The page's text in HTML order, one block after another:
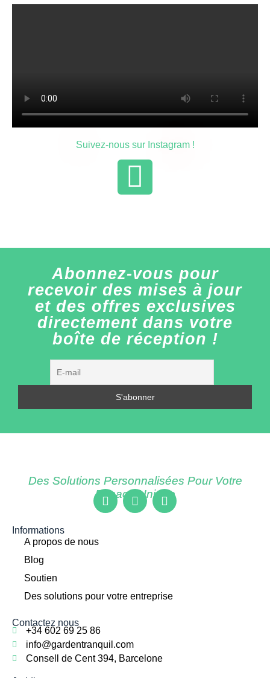
Suivez-nous sur Instagram !
Abonnez-vous pour
recevoir des mises à jour
et des offres exclusives
directement dans votre
boîte de réception !
Des Solutions Personnalisées Pour Votre
Espace Unique
Informations
A propos de nous
Blog
Soutien
Des solutions pour votre entreprise
Contactez nous
+34 602 69 25 86
info@gardentranquil.com
Consell de Cent 394, Barcelone